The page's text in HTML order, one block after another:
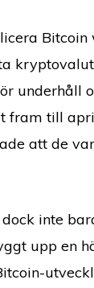
Bitcoin
underhåll
fram till
att de
inte
upp en